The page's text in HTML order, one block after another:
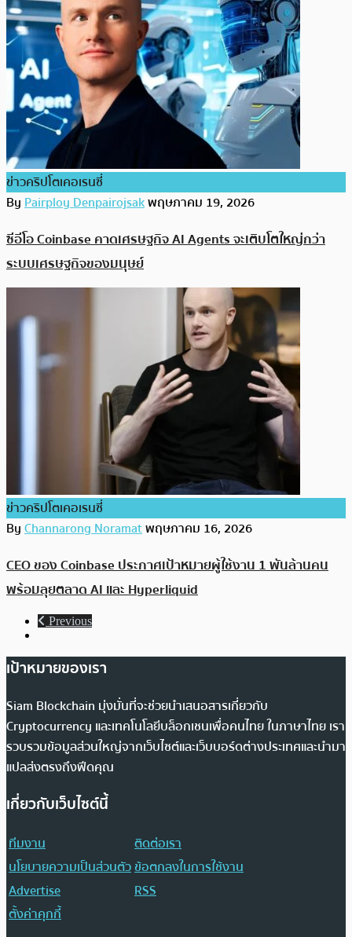
ข่าวคริปโตเคอเรนซี่
ByPairploy Denpairojsakพฤษภาคม 19, 2026
ซีอีโอ Coinbase คาดเศรษฐกิจ AI Agents จะเติบโตใหญ่กว่า
ระบบเศรษฐกิจของมนุษย์
ข่าวคริปโตเคอเรนซี่
ByChannarong Noramatพฤษภาคม 16, 2026
CEO ของ Coinbase ประกาศเป้าหมายผู้ใช้งาน 1 พันล้านคน
พร้อมลุยตลาด AI และ Hyperliquid
Previous
เป้าหมายของเรา
Siam Blockchain มุ่งมั่นที่จะช่วยนำเสนอสารเกี่ยวกับ
Cryptocurrency และเทคโนโลยีบล็อกเชนเพื่อคนไทย ในภาษาไทย เรา
รวบรวมข้อมูลส่วนใหญ่จากเว็บไซต์และเว็บบอร์ดต่างประเทศและนำมา
แปลส่งตรงถึงฟีดคุณ
เกี่ยวกับเว็บไซต์นี้
ทีมงาน
ติดต่อเรา
นโยบายความเป็นส่วนตัวข้อตกลงในการใช้งาน
Advertise
RSS
ตั้งค่าคุกกี้